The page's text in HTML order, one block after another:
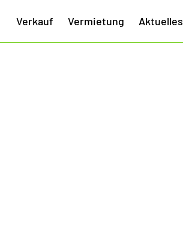
Verkauf Vermietung Aktuelles